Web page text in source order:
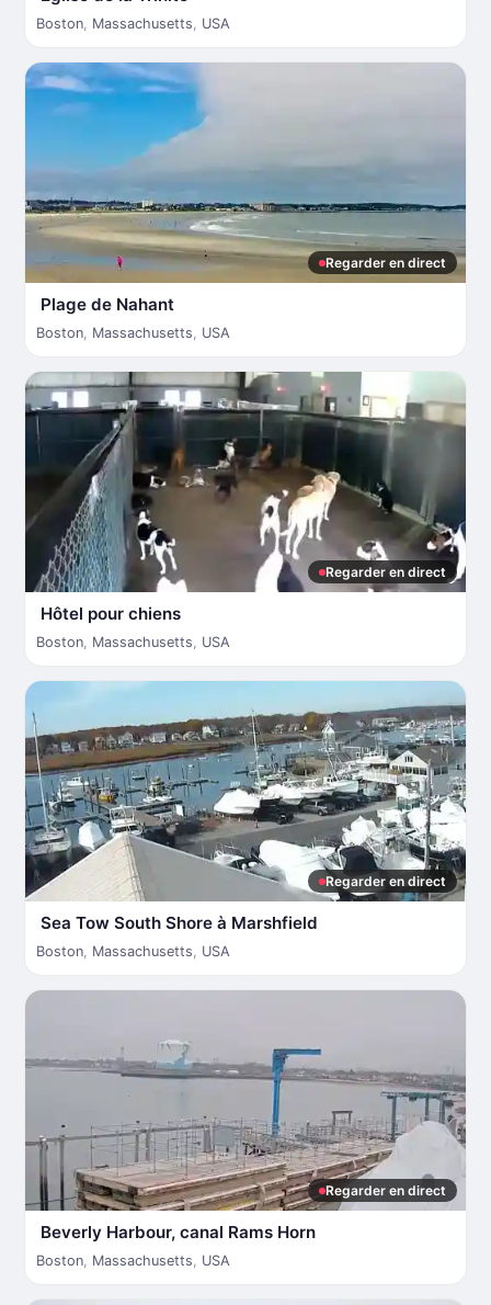
Boston, Massachusetts, USA
Regarder en direct
Plage de Nahant
Boston, Massachusetts, USA
Regarder en direct
Hôtel pour chiens
Boston, Massachusetts, USA
Regarder en direct
Sea Tow South Shore à Marshfield
Boston, Massachusetts, USA
Regarder en direct
Beverly Harbour, canal Rams Horn
Boston, Massachusetts, USA